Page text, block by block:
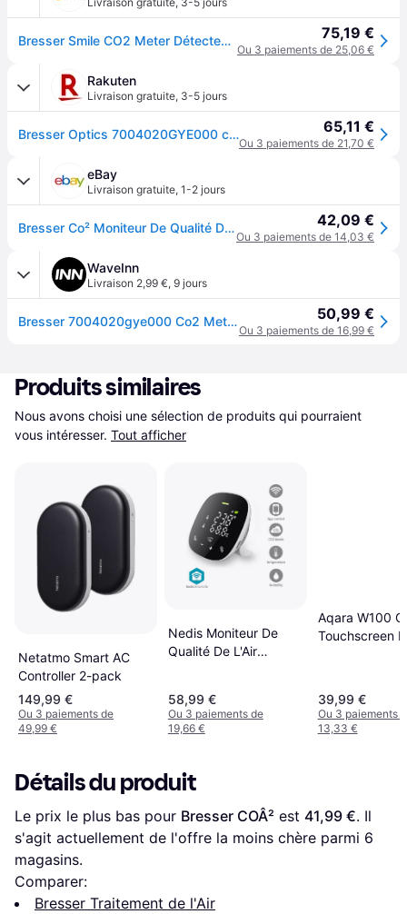
Bresser Smile CO2 Meter Détecteur de concentration de CO2 Blanc 75,19 €
Ou 3 paiements de 25,06 €
Rakuten
Livraison gratuite, 3-5 jours
Bresser Optics 7004020GYE000 compteur de la qualité de l'air Blanc 65,11 €
Ou 3 paiements de 21,70 €
eBay
Livraison gratuite, 1-2 jours
Bresser Co² Moniteur De Qualité D'air Smile 42,09 €
Ou 3 paiements de 14,03 €
WaveInn
Livraison 2,99 €, 9 jours
Bresser 7004020gye000 Co2 Meter Blanc 50,99 €
Ou 3 paiements de 16,99 €
Produits similaires
Nous avons choisi une sélection de produits qui pourraient
vous intéresser. Tout afficher
Netatmo Smart AC
Controller 2-pack
149,99 €
Ou 3 paiements de
49,99 €
Nedis Moniteur De
Qualité De L'Air
58,99 €
Ou 3 paiements de
19,66 €
Aqara W100
Touchscreen
39,99 €
Ou 3 paiements
13,33 €
Détails du produit
Le prix le plus bas pour Bresser COÂ² est 41,99 €. Il
s'agit actuellement de l'offre la moins chère parmi 6
magasins.
Comparer:
Bresser Traitement de l'Air